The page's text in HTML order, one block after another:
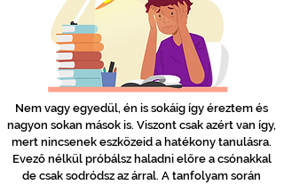
Nem vagy egyedül, én is sokáig így éreztem és
nagyon sokan mások is. Viszont csak azért van így,
mert nincsenek eszközeid a hatékony tanulásra.
Evező nélkül próbálsz haladni előre a csónakkal
de csak sodródsz az árral. A tanfolyam során